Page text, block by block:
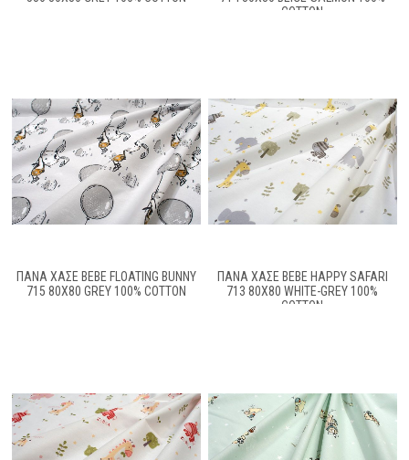
COTTON
ΠΆΝΑ ΧΑΣΈ BEBE FLOATING BUNNY
715 80X80 GREY 100% COTTON
ΠΆΝΑ ΧΑΣΈ BEBE HAPPY SAFARI
713 80X80 WHITE-GREY 100%
COTTON